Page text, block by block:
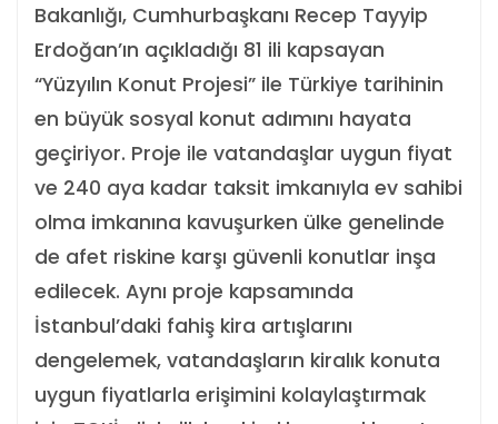
Bakanlığı, Cumhurbaşkanı Recep Tayyip
Erdoğan’ın açıkladığı 81 ili kapsayan
“Yüzyılın Konut Projesi” ile Türkiye tarihinin
en büyük sosyal konut adımını hayata
geçiriyor. Proje ile vatandaşlar uygun fiyat
ve 240 aya kadar taksit imkanıyla ev sahibi
olma imkanına kavuşurken ülke genelinde
de afet riskine karşı güvenli konutlar inşa
edilecek. Aynı proje kapsamında
İstanbul’daki fahiş kira artışlarını
dengelemek, vatandaşların kiralık konuta
uygun fiyatlarla erişimini kolaylaştırmak